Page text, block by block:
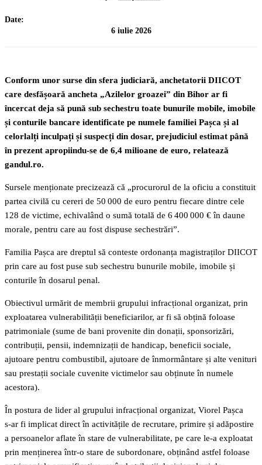
Date:
6 iulie 2026
Conform unor surse din sfera judiciară, anchetatorii DIICOT
care desfășoară ancheta „Azilelor groazei” din Bihor ar fi
încercat deja să pună sub sechestru toate bunurile mobile, imobile
și conturile bancare identificate pe numele familiei Pașca și al
celorlalți inculpați și suspecți din dosar, prejudiciul estimat până
în prezent apropiindu-se de 6,4 milioane de euro, relatează
gandul.ro.
Sursele menționate precizează că „procurorul de la oficiu a constituit
partea civilă cu cereri de 50 000 de euro pentru fiecare dintre cele
128 de victime, echivalând o sumă totală de 6 400 000 € în daune
morale, pentru care au fost dispuse sechestrări”.
Familia Pașca are dreptul să conteste ordonanța magistraților DIICOT
prin care au fost puse sub sechestru bunurile mobile, imobile și
conturile în dosarul penal.
Obiectivul urmărit de membrii grupului infracțional organizat, prin
exploatarea vulnerabilității beneficiarilor, ar fi să obțină foloase
patrimoniale (sume de bani provenite din donații, sponsorizări,
contribuții, pensii, indemnizații de handicap, beneficii sociale,
ajutoare pentru combustibil, ajutoare de înmormântare și alte venituri
sau prestații sociale cuvenite victimelor sau obținute în numele
acestora).
În postura de lider al grupului infracțional organizat, Viorel Pașca
s‑ar fi implicat direct în activitățile de recrutare, primire și adăpostire
a persoanelor aflate în stare de vulnerabilitate, pe care le‑a exploatat
prin menținerea într‑o stare de subordonare, obținând astfel foloase